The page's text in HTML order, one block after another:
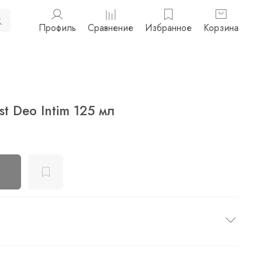
Профиль Сравнение Избранное Корзина
Deo Intim 125 мл